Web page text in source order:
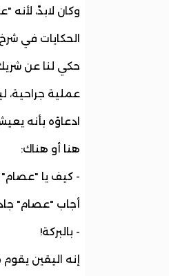
وكان لابدَّ، لأنه
الحكايات في
حكي لنا عن شريك
عملية جراحية،
ادعاؤه بأنه
هنا أو هناك:
- كيف يا "عصام"
أجاب "عصام"
- بالبركة!
إنه اليقين يقوم